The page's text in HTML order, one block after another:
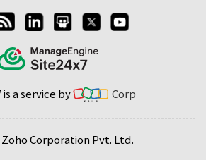
is a service by Corp
Corporation Pvt. Ltd.